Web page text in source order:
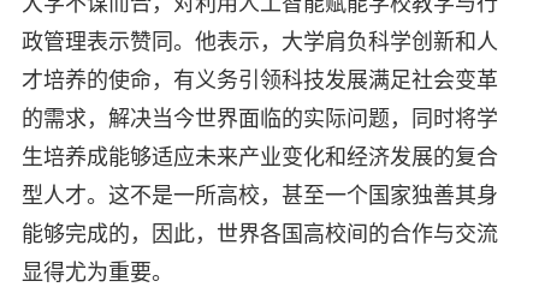
政管理表示赞同。他表示，大学肩负科学创新和人
才培养的使命，有义务引领科技发展满足社会变革
的需求，解决当今世界面临的实际问题，同时将学
生培养成能够适应未来产业变化和经济发展的复合
型人才。这不是一所高校，甚至一个国家独善其身
能够完成的，因此，世界各国高校间的合作与交流
显得尤为重要。